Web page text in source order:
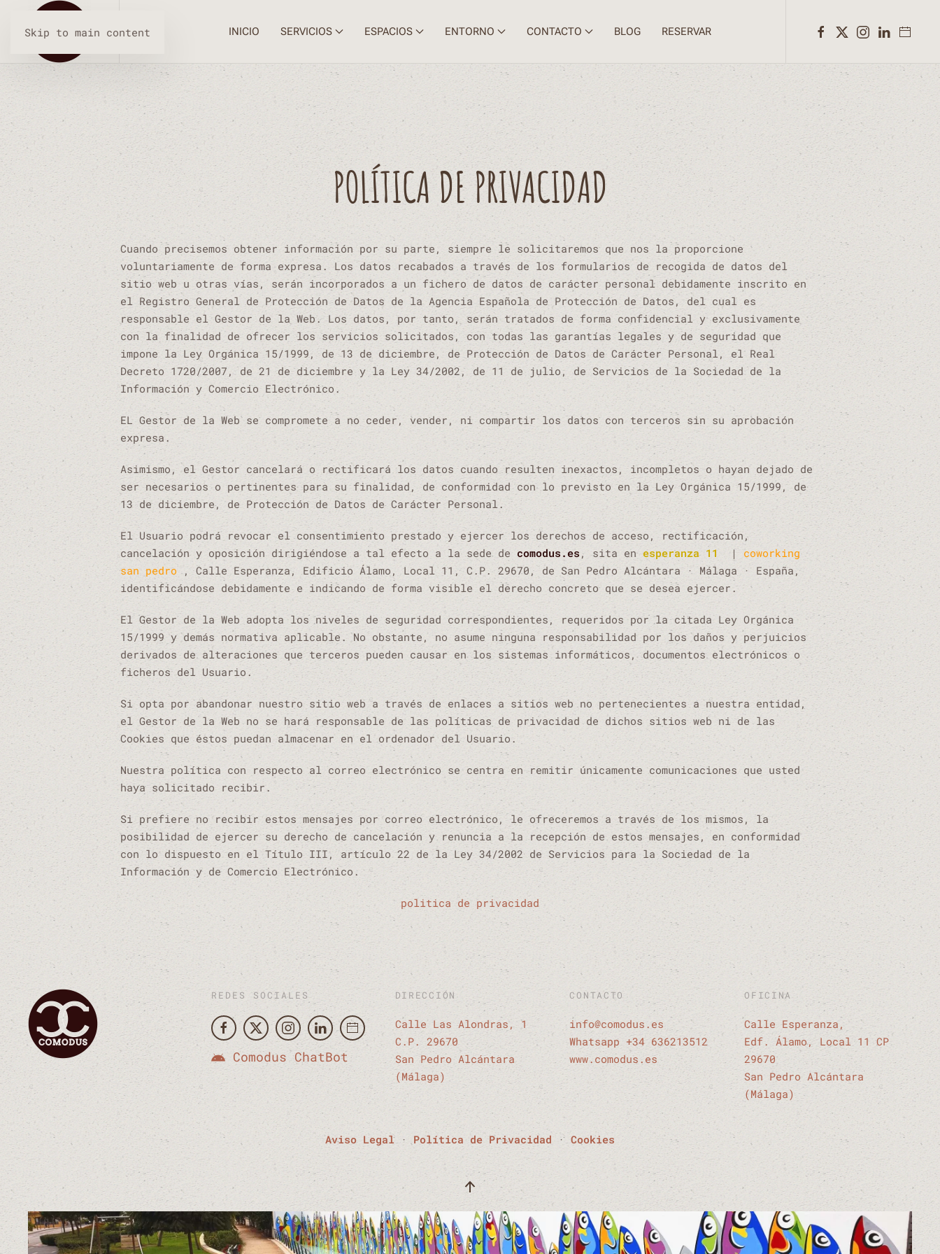
Skip to main content INICIO SERVICIOS ESPACIOS ENTORNO CONTACTO BLOG RESERVAR
POLÍTICA DE PRIVACIDAD
Cuando precisemos obtener información por su parte, siempre le solicitaremos que nos la proporcione
voluntariamente de forma expresa. Los datos recabados a través de los formularios de recogida de datos del
sitio web u otras vías, serán incorporados a un fichero de datos de carácter personal debidamente inscrito en
el Registro General de Protección de Datos de la Agencia Española de Protección de Datos, del cual es
responsable el Gestor de la Web. Los datos, por tanto, serán tratados de forma confidencial y exclusivamente
con la finalidad de ofrecer los servicios solicitados, con todas las garantías legales y de seguridad que
impone la Ley Orgánica 15/1999, de 13 de diciembre, de Protección de Datos de Carácter Personal, el Real
Decreto 1720/2007, de 21 de diciembre y la Ley 34/2002, de 11 de julio, de Servicios de la Sociedad de la
Información y Comercio Electrónico.
EL Gestor de la Web se compromete a no ceder, vender, ni compartir los datos con terceros sin su aprobación
expresa.
Asimismo, el Gestor cancelará o rectificará los datos cuando resulten inexactos, incompletos o hayan dejado de
ser necesarios o pertinentes para su finalidad, de conformidad con lo previsto en la Ley Orgánica 15/1999, de
13 de diciembre, de Protección de Datos de Carácter Personal.
El Usuario podrá revocar el consentimiento prestado y ejercer los derechos de acceso, rectificación,
cancelación y oposición dirigiéndose a tal efecto a la sede de comodus.es , sita en esperanza 11 | coworking
san pedro
, Calle Esperanza, Edificio Álamo, Local 11, C.P. 29670, de San Pedro Alcántara · Málaga · España,
identificándose debidamente e indicando de forma visible el derecho concreto que se desea ejercer.
El Gestor de la Web adopta los niveles de seguridad correspondientes, requeridos por la citada Ley Orgánica
15/1999 y demás normativa aplicable. No obstante, no asume ninguna responsabilidad por los daños y perjuicios
derivados de alteraciones que terceros pueden causar en los sistemas informáticos, documentos electrónicos o
ficheros del Usuario.
Si opta por abandonar nuestro sitio web a través de enlaces a sitios web no pertenecientes a nuestra entidad,
el Gestor de la Web no se hará responsable de las políticas de privacidad de dichos sitios web ni de las
Cookies que éstos puedan almacenar en el ordenador del Usuario.
Nuestra política con respecto al correo electrónico se centra en remitir únicamente comunicaciones que usted
haya solicitado recibir.
Si prefiere no recibir estos mensajes por correo electrónico, le ofreceremos a través de los mismos, la
posibilidad de ejercer su derecho de cancelación y renuncia a la recepción de estos mensajes, en conformidad
con lo dispuesto en el Título III, artículo 22 de la Ley 34/2002 de Servicios para la Sociedad de la
Información y de Comercio Electrónico.
politica de privacidad
REDES SOCIALES
Comodus ChatBot
DIRECCIÓN
Calle Las Alondras, 1
C.P. 29670
San Pedro Alcántara
(Málaga)
CONTACTO
info@comodus.es
Whatsapp +34 636213512
www.comodus.es
OFICINA
Calle Esperanza,
Edf. Álamo, Local 11 CP
29670
San Pedro Alcántara
(Málaga)
Aviso Legal·Política de Privacidad · Cookies